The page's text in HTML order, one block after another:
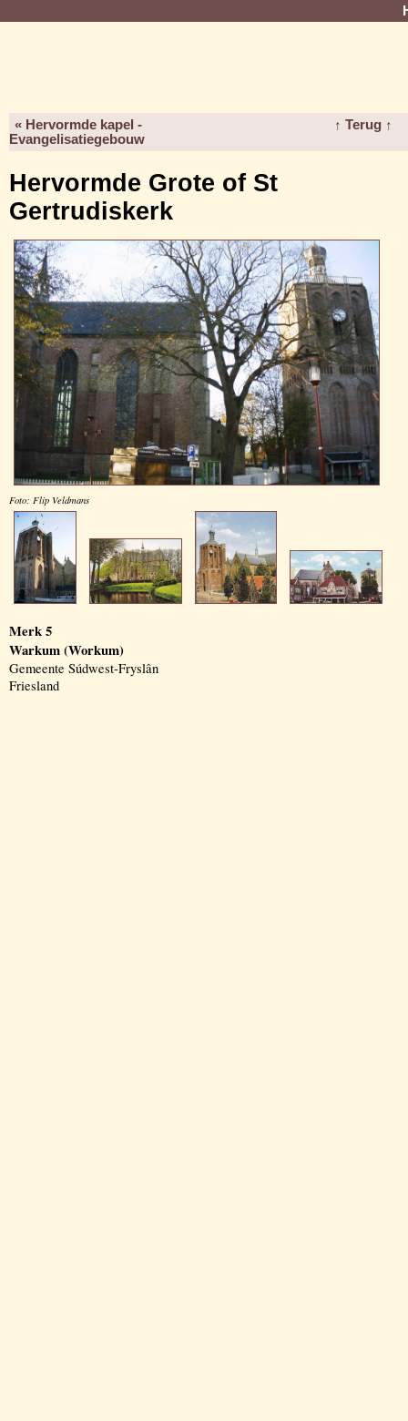
« Hervormde kapel -
Evangelisatiegebouw
↑ Terug ↑
Hervormde Grote of St
Gertrudiskerk
Foto: Flip Veldmans
Merk 5
Warkum (Workum)
Gemeente Súdwest-Fryslân
Friesland